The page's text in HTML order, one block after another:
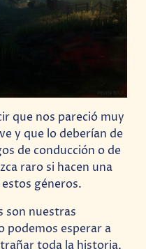
que nos pareció muy
y que lo deberían de
de conducción o de
raro si hacen una
géneros.
son nuestras
podemos esperar a
toda la historia,